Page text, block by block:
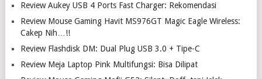
Review Aukey USB 4 Ports Fast Charger: Rekomendasi
Review Mouse Gaming Havit MS976GT Magic Eagle Wireless:
Cakep Nih…!!
Review Flashdisk DM: Dual Plug USB 3.0 + Tipe-C
Review Meja Laptop Pink Multifungsi: Bisa Dilipat